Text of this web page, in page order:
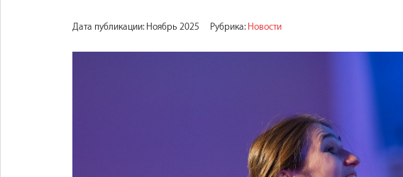
Дата публикации: Ноябрь 2025 Рубрика: Новости